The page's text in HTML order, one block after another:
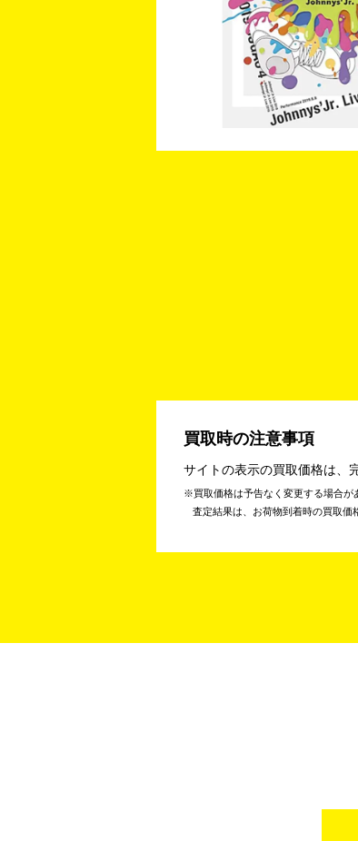
買取時の注意事項
サイトの表示の買取価格は、
買取価格は予告なく変更する場合が
査定結果は、お荷物到着時の買取価